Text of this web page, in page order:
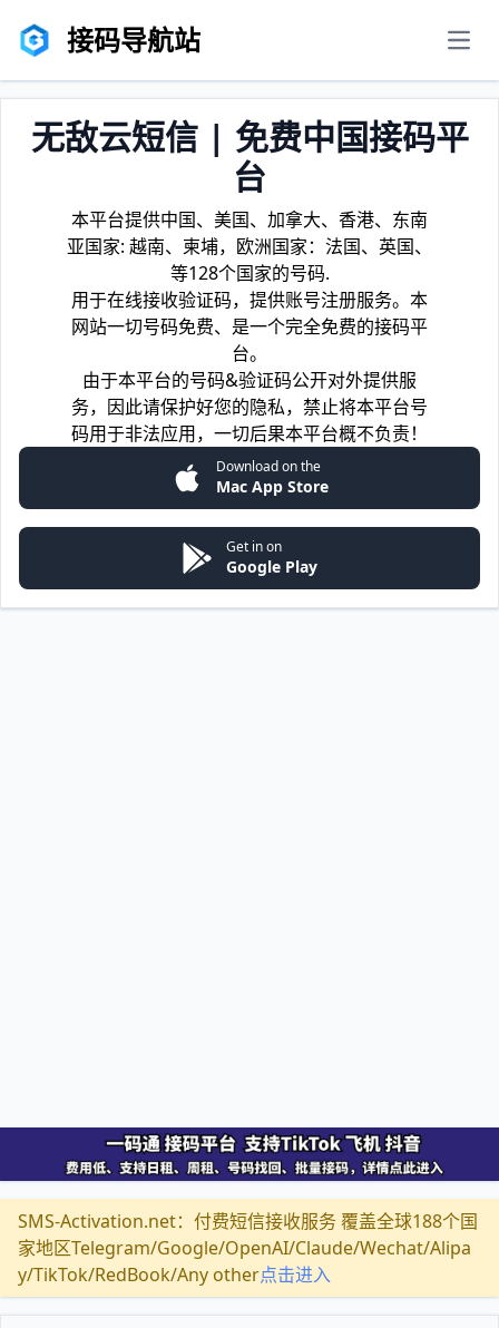
接码导航站
无敌云短信 | 免费中国接码平
台
本平台提供中国、美国、加拿大、香港、东南
亚国家: 越南、柬埔，欧洲国家：法国、英国、
等128个国家的号码.
用于在线接收验证码，提供账号注册服务。本
网站一切号码免费、是一个完全免费的接码平
台。
由于本平台的号码&验证码公开对外提供服
务，因此请保护好您的隐私，禁止将本平台号
码用于非法应用，一切后果本平台概不负责！
Download on the
Mac App Store
Get in on
Google Play
SMS-Activation.net：付费短信接收服务 覆盖全球188个国
家地区Telegram/Google/OpenAI/Claude/Wechat/Alipa
y/TikTok/RedBook/Any other点击进入